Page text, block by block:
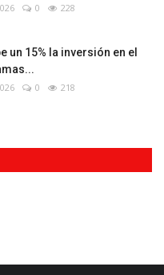
0 228
un 15% la inversión en el
0 218